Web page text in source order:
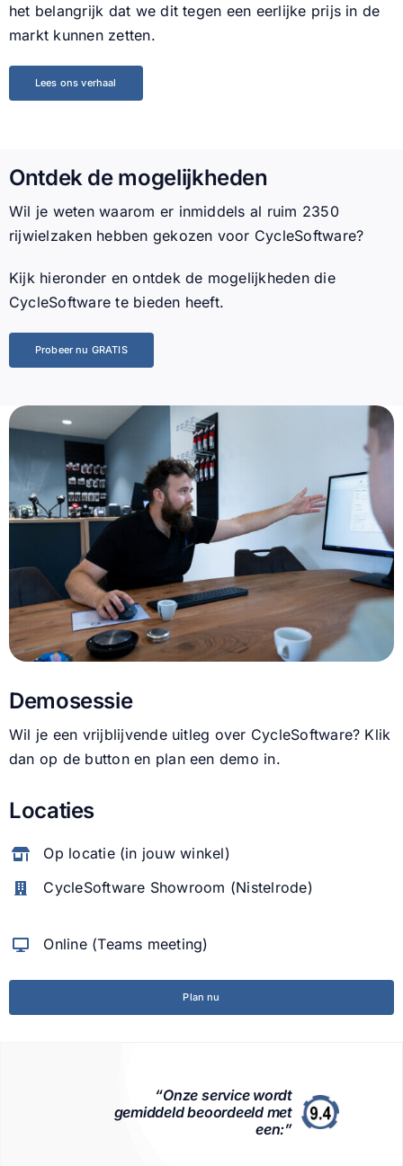
het belangrijk dat we dit tegen een eerlijke prijs in de
markt kunnen zetten.
Lees ons verhaal
Ontdek de mogelijkheden
Wil je weten waarom er inmiddels al ruim 2350
rijwielzaken hebben gekozen voor CycleSoftware?
Kijk hieronder en ontdek de mogelijkheden die
CycleSoftware te bieden heeft.
Probeer nu GRATIS
Demosessie
Wil je een vrijblijvende uitleg over CycleSoftware? Klik
dan op de button en plan een demo in.
Locaties
Op locatie (in jouw winkel)
CycleSoftware Showroom (Nistelrode)
Online (Teams meeting)
Plan nu
“Onze service wordt
gemiddeld beoordeeld met
een:”